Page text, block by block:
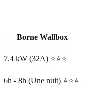
Borne Wallbox
7.4 kW (32A) ⭐⭐⭐
6h - 8h (Une nuit) ⭐⭐⭐